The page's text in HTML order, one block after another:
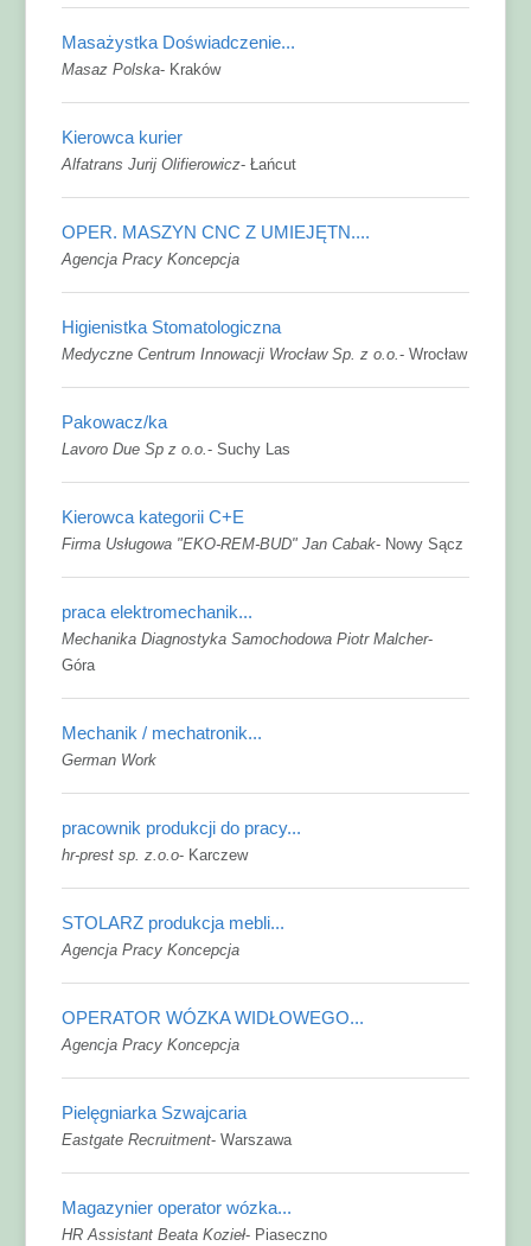
Masażystka Doświadczenie...
Masaz Polska- Kraków
Kierowca kurier
Alfatrans Jurij Olifierowicz-Łańcut
OPER. MASZYN CNC Z UMIEJĘTN....
Agencja Pracy Koncepcja
Higienistka Stomatologiczna
Medyczne Centrum Innowacji Wrocław Sp. z o.o.-Wrocław
Pakowacz/ka
Lavoro Due Sp z o.o.-Suchy Las
Kierowca kategorii C+E
Firma Usługowa "EKO-REM-BUD" Jan Cabak- Nowy Sącz
praca elektromechanik...
Mechanika Diagnostyka Samochodowa Piotr Malcher-
Góra
Mechanik / mechatronik...
German Work
pracownik produkcji do pracy...
hr-prest sp. z.o.o- Karczew
STOLARZ produkcja mebli...
Agencja Pracy Koncepcja
OPERATOR WÓZKA WIDŁOWEGO...
Agencja Pracy Koncepcja
Pielęgniarka Szwajcaria
Eastgate Recruitment-Warszawa
Magazynier operator wózka...
HR Assistant Beata Kozieł- Piaseczno